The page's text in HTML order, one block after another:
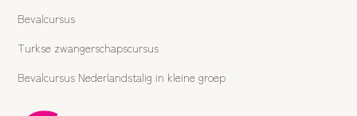
Bevalcursus
Turkse zwangerschapscursus
Bevalcursus Nederlandstalig in kleine groep